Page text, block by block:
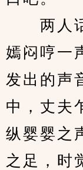
两人话
嫣闷哼一
发出的声
中，丈夫
纵婴婴之
之足，时